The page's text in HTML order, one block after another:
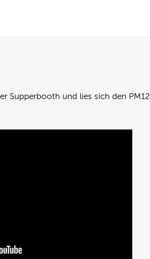
Supperbooth und lies sich den PM12